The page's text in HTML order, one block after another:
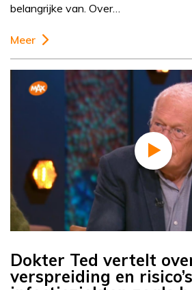
belangrijke van. Over…
Meer
Dokter Ted vertelt
verspreiding en